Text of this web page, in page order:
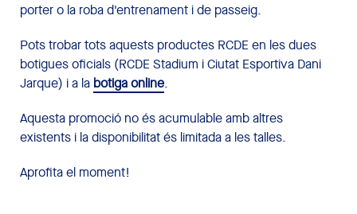
porter o la roba d'entrenament i de passeig.
Pots trobar tots aquests productes RCDE en les dues
botigues oficials (RCDE Stadium i Ciutat Esportiva Dani
Jarque) i a la botiga online.
Aquesta promoció no és acumulable amb altres
existents i la disponibilitat és limitada a les talles.
Aprofita el moment!